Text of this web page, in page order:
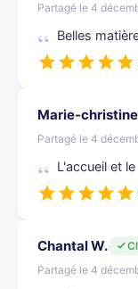
Partagé le 4
Belles
Marie-
Partagé le 4
L'accueil et
Chantal W.
Partagé le 4